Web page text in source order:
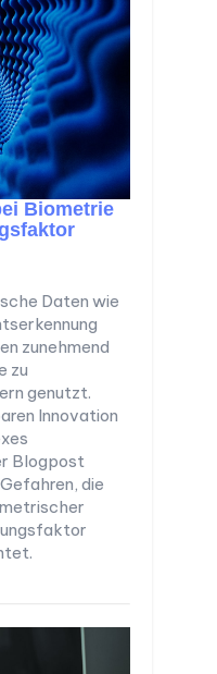
Biometrie
Daten wie
zunehmend
zu
genutzt.
Innovation
Blogpost
die